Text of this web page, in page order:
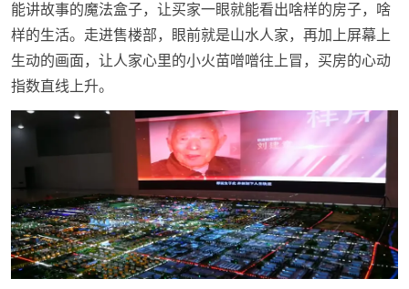
能讲故事的魔法盒子，让买家一眼就能看出啥样的房子，啥
样的生活。走进售楼部，眼前就是山水人家，再加上屏幕上
生动的画面，让人家心里的小火苗噌噌往上冒，买房的心动
指数直线上升。